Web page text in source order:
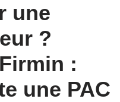
une
?
:
une PAC